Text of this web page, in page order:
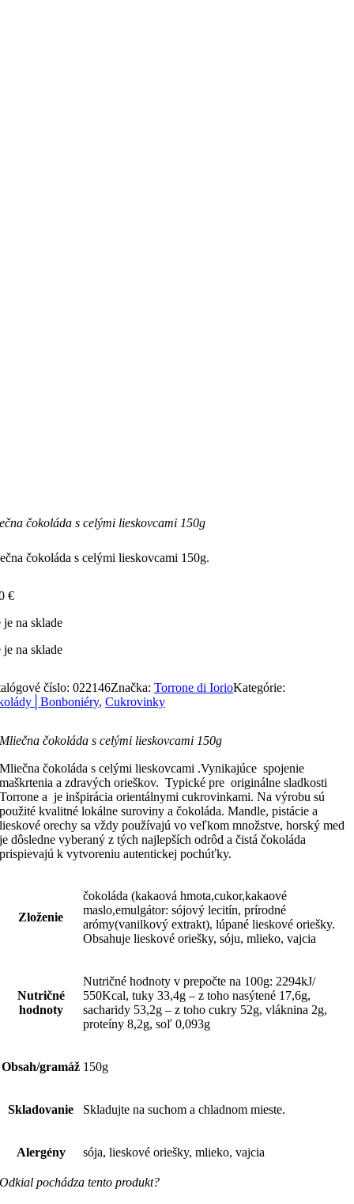
čokoláda s celými lieskovcami 150g
čokoláda s celými lieskovcami 150g.
€
je na sklade
je na sklade
číslo: 022146Značka: Torrone di IorioKategórie:
, Cukrovinky
Mliečna čokoláda s celými lieskovcami 150g
Mliečna čokoláda s celými lieskovcami .Vynikajúce spojenie
maškrtenia a zdravých orieškov. Typické pre originálne sladkosti
Torrone a je inšpirácia orientálnymi cukrovinkami. Na výrobu sú
použité kvalitné lokálne suroviny a čokoláda. Mandle, pistácie a
lieskové orechy sa vždy používajú vo veľkom množstve, horský med
je dôsledne vyberaný z tých najlepších odrôd a čistá čokoláda
prispievajú k vytvoreniu autentickej pochúťky.
Zloženie
čokoláda (kakaová hmota,cukor,kakaové
maslo,emulgátor: sójový lecitín, prírodné
arómy(vanilkový extrakt), lúpané lieskové oriešky.
Obsahuje lieskové oriešky, sóju, mlieko, vajcia
Nutričné
hodnoty
Nutričné hodnoty v prepočte na 100g: 2294kJ/
550Kcal, tuky 33,4g – z toho nasýtené 17,6g,
sacharidy 53,2g – z toho cukry 52g, vláknina 2g,
proteíny 8,2g, soľ 0,093g
Obsah/gramáž 150g
Skladovanie Skladujte na suchom a chladnom mieste.
Alergény sója, lieskové oriešky, mlieko, vajcia
Odkial pochádza tento produkt?